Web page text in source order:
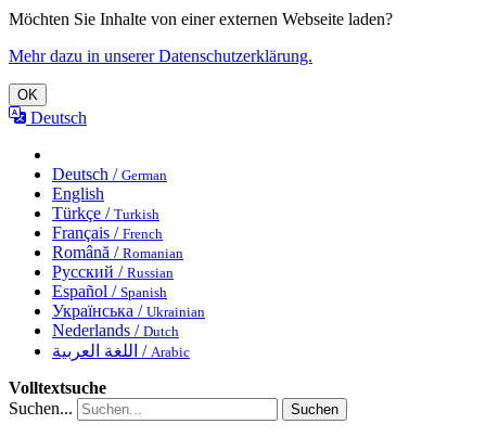
Möchten Sie Inhalte von einer externen Webseite laden?
Mehr dazu in unserer Datenschutzerklärung.
OK
Deutsch
Deutsch / German
English
Türkçe / Turkish
Français / French
Română / Romanian
Русский / Russian
Español / Spanish
Українська / Ukrainian
Nederlands / Dutch
اللغة العربية / Arabic
Volltextsuche
Suchen...
Suchen